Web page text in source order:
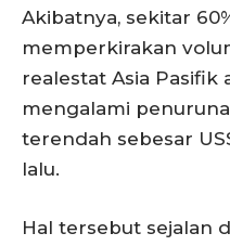
Akibatnya, sekitar
memperkirakan
realestat Asia Pasifik
mengalami
terendah sebesar
lalu.
Hal tersebut sejalan